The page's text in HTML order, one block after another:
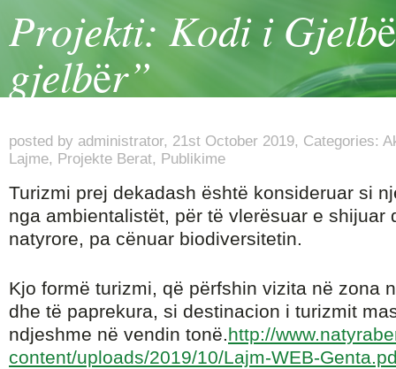
Projekti: Kodi i
gjelbër”
posted by administrator, 21st October 2019, Categories:
Lajme, Projekte Berat, Publikime
Turizmi prej dekadash është konsideruar si
nga ambientalistët, për të vlerësuar e shijuar
natyrore, pa cënuar biodiversitetin.
Kjo formë turizmi, që përfshin vizita në zona
dhe të paprekura, si destinacion i turizmit
ndjeshme në vendin tonë.http://
content/uploads/2019/10/Lajm-WEB-